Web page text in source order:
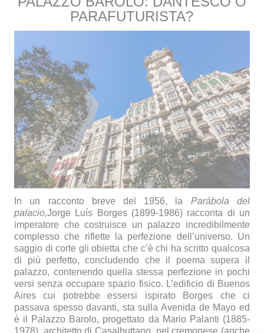
PARAFUTURISTA?
In un racconto breve del 1956, la Parábola del
palacio,Jorge Luís Borges(1899-1986) racconta di un
imperatore che costruisce un palazzo incredibilmente
complesso che riflette la perfezione dell’universo. Un
saggio di corte gli obietta che c’è chi ha scritto qualcosa
di più perfetto, concludendo che il poema supera il
palazzo, contenendo quella stessa perfezione in pochi
versi senza occupare spazio fisico. L’edificio di Buenos
Aires cui potrebbe essersi ispirato Borges che ci
passava spesso davanti, sta sullaAvenida de Mayo ed
è il Palazzo Barolo, progettato da Mario Palanti (1885-
1978), architetto di Casalbuttano, nel cremonese (anche